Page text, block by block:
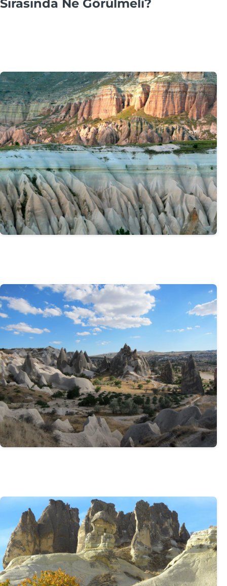
Sırasında Ne Görülmeli?